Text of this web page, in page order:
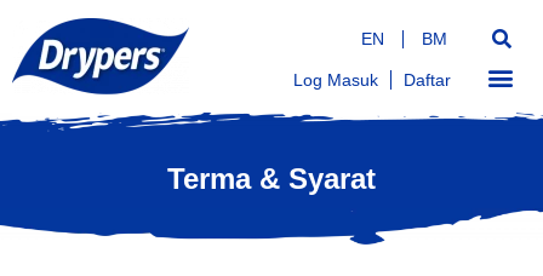
EN BM
Log Masuk Daftar
Terma & Syarat